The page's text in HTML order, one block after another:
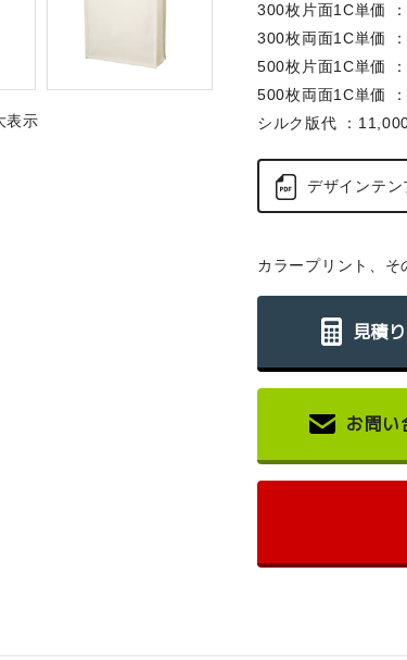
表示
300枚片面1C単価
300枚両面1C単価
500枚片面1C単価
500枚両面1C単価
シルク版代 ：
デザインテン
カラープリント、そ
見積
お問い